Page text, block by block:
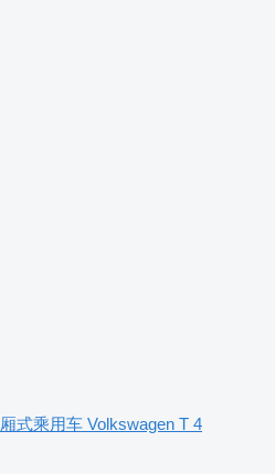
厢式乘用车 Volkswagen T 4